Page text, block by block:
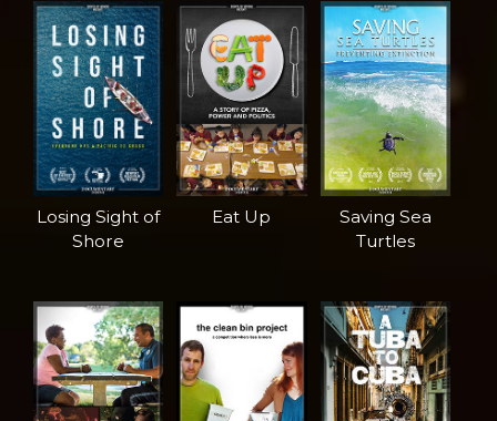
Losing Sight of
Shore
Eat Up
Saving Sea
Turtles